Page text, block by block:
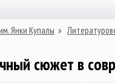
Янки Купалы »
сюжет в